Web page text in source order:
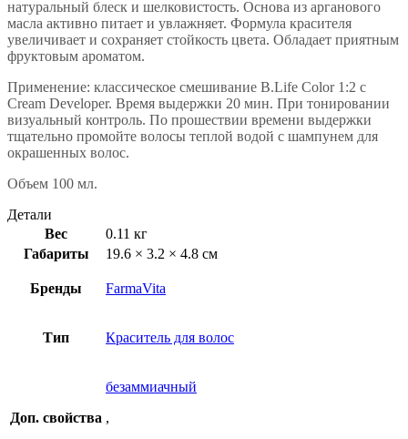
натуральный блеск и шелковистость. Основа из арганового
масла активно питает и увлажняет. Формула красителя
увеличивает и сохраняет стойкость цвета. Обладает приятным
фруктовым ароматом.
Применение: классическое смешивание B.Life Color 1:2 с
Cream Developer. Время выдержки 20 мин. При тонировании
визуальный контроль. По прошествии времени выдержки
тщательно промойте волосы теплой водой с шампунем для
окрашенных волос.
Объем 100 мл.
Детали
Вес
0.11 кг
Габариты
19.6 × 3.2 × 4.8 см
Бренды FarmaVita
Тип Краситель для волос
Доп. свойства
безаммиачный
,